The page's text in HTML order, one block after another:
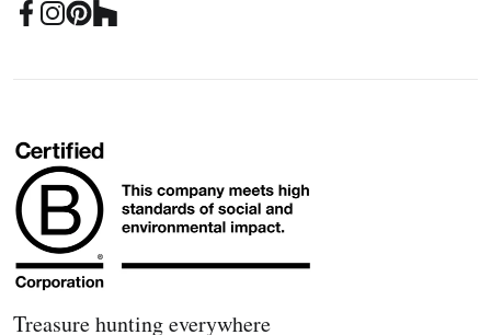
Treasure hunting everywhere